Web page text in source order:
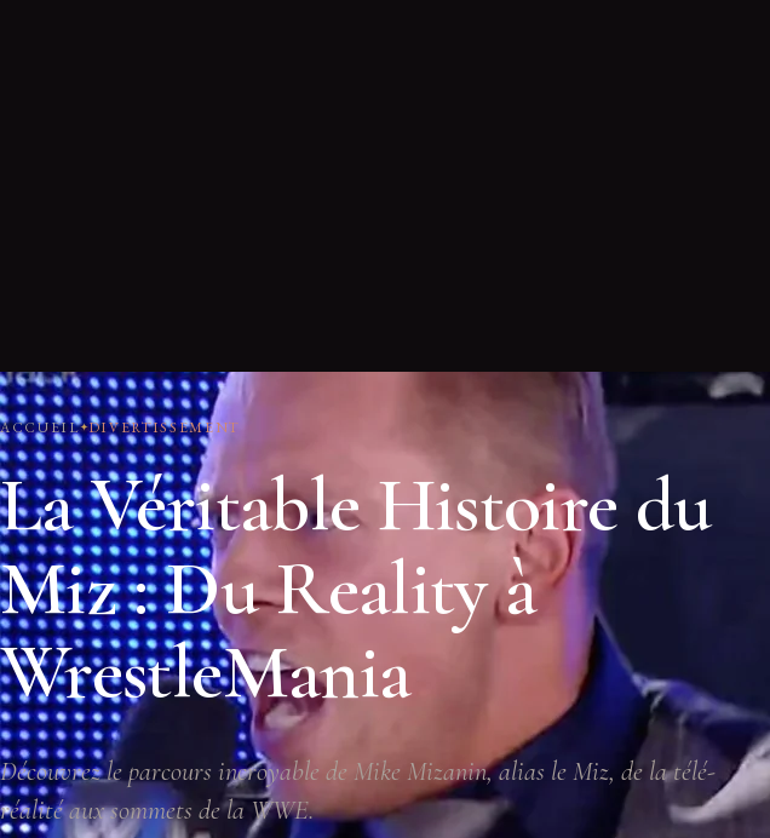
ACCUEIL DIVERTISSEMENT
La Véritable Histoire du
Miz : Du Reality à
WrestleMania
Découvrez le parcours incroyable de Mike Mizanin, alias le Miz, de la télé-
réalité aux sommets de la WWE.